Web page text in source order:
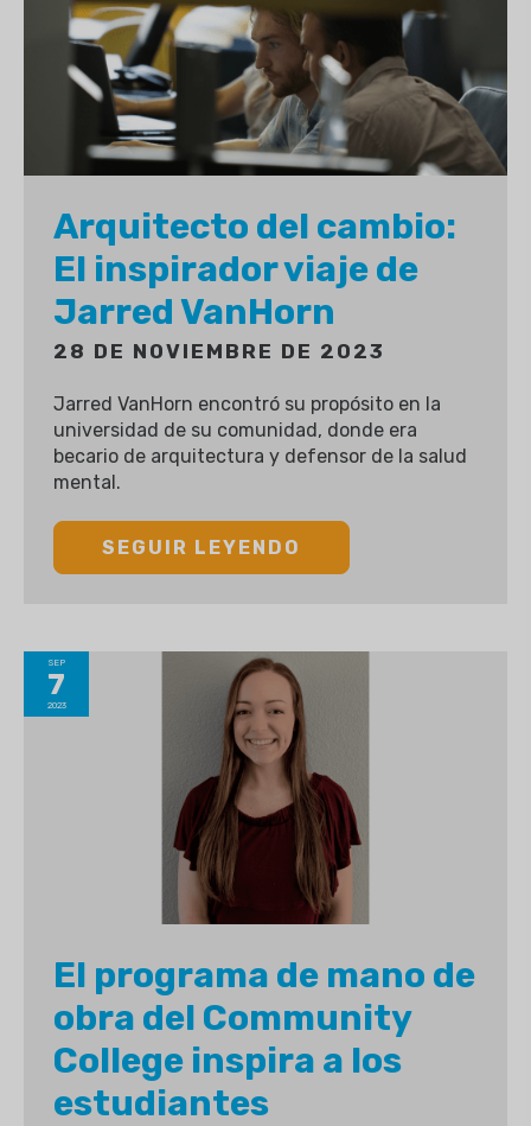
Arquitecto del cambio:
El inspirador viaje de
Jarred VanHorn
28 DE NOVIEMBRE DE 2023
Jarred VanHorn encontró su propósito en la
universidad de su comunidad, donde era
becario de arquitectura y defensor de la salud
mental.
SEGUIR LEYENDO
SEP
7
2023
El programa de mano de
obra del Community
College inspira a los
estudiantes